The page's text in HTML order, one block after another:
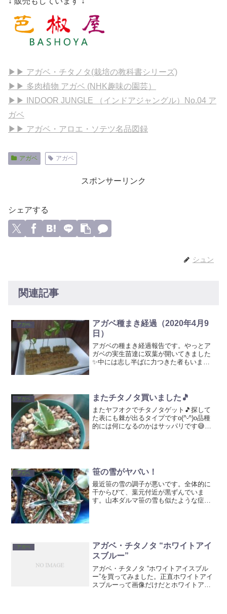
▶▶ アガベ・チタノタ(栽培の教科書シリーズ)
▶▶ 多肉植物 アガベ (NHK趣味の園芸）
▶▶ INDOOR JUNGLE （インドアジャングル）No.04 ア
ガベ
▶▶ アガベ・アロエ・ソテツ名品図録
アガベ アガベ
スポンサーリンク
シェアする
シュン
関連記事
アガベ
アガベ種まき経過（2020年4月9
日）
アガベの種まき経過報告です。やっとア
ガベの実生苗達に双葉が開いてきました
✨中には志し半ばに力つきた者もいま
ですが、ヒハツよりはヒバー...
アガベ またチタノタ買いました🎵
またヤフオクでチタノタゲット🎵探して
た表にも棘が出るタイプですo(^-^)o品種
的には何になるのかはサッパリです😅い
アガベ 笹の雪がヤバい！
最近笹の雪の調子が悪いです。全体的に
干からびて、葉元付近が黒ずんでいま
す。山本ダルマ笹の雪も似たような症状
アガベ
アガベ・チタノタ “ホワイトアイ
スブルー”
アガベ・チタノタ “ホワイトアイスブル
ー”を買ってみました。正直ホワイトアイ
スブルーって画像だけだとホワイトアイ